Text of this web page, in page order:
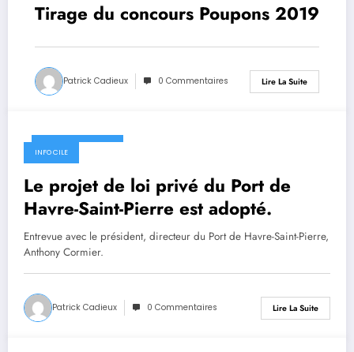
Tirage du concours Poupons 2019
Patrick Cadieux 0 Commentaires Lire La Suite
9 décembre 2019
INFO CILE
Le projet de loi privé du Port de
Havre-Saint-Pierre est adopté.
Entrevue avec le président, directeur du Port de Havre-Saint-Pierre,
Anthony Cormier.
Patrick Cadieux 0 Commentaires Lire La Suite